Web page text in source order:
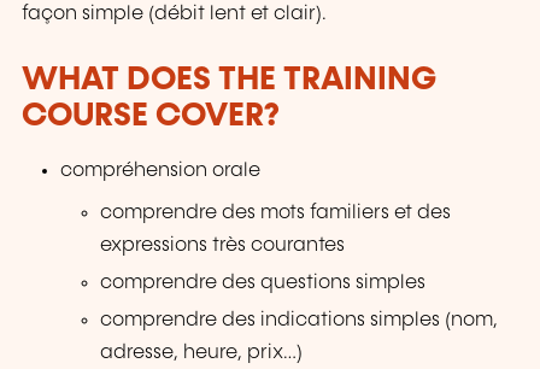
façon simple (débit lent et clair).
WHAT DOES THE TRAINING
COURSE COVER?
compréhension orale
comprendre des mots familiers et des
expressions très courantes
comprendre des questions simples
comprendre des indications simples (nom,
adresse, heure, prix…)